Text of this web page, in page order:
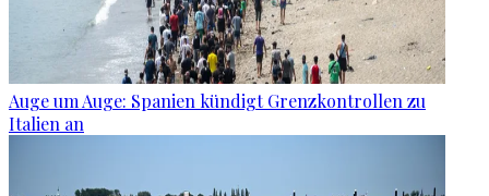
Auge um Auge: Spanien kündigt Grenzkontrollen zu
Italien an